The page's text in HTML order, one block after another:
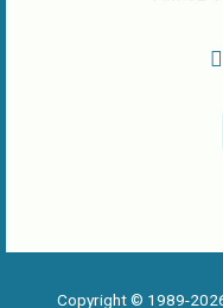
Copyright © 1989-